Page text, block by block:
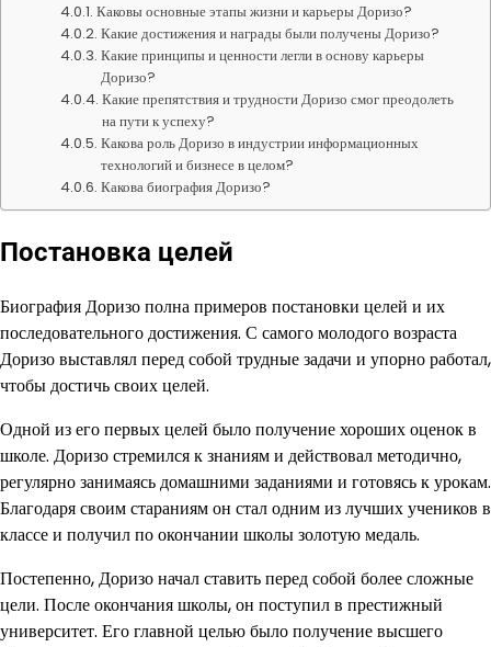
Каковы основные этапы жизни и карьеры Доризо?
Какие достижения и награды были получены Доризо?
Какие принципы и ценности легли в основу карьеры
Доризо?
Какие препятствия и трудности Доризо смог преодолеть
на пути к успеху?
Какова роль Доризо в индустрии информационных
технологий и бизнесе в целом?
Какова биография Доризо?
Постановка целей
Биография Доризо полна примеров постановки целей и их
последовательного достижения. С самого молодого возраста
Доризо выставлял перед собой трудные задачи и упорно работал,
чтобы достичь своих целей.
Одной из его первых целей было получение хороших оценок в
школе. Доризо стремился к знаниям и действовал методично,
регулярно занимаясь домашними заданиями и готовясь к урокам.
Благодаря своим стараниям он стал одним из лучших учеников в
классе и получил по окончании школы золотую медаль.
Постепенно, Доризо начал ставить перед собой более сложные
цели. После окончания школы, он поступил в престижный
университет. Его главной целью было получение высшего